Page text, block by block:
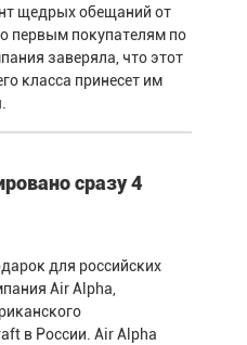
щедрых обещаний от
первым покупателям по
заверяла, что этот
класса принесет им
сразу 4
для российских
Air Alpha,
в России. Air Alpha